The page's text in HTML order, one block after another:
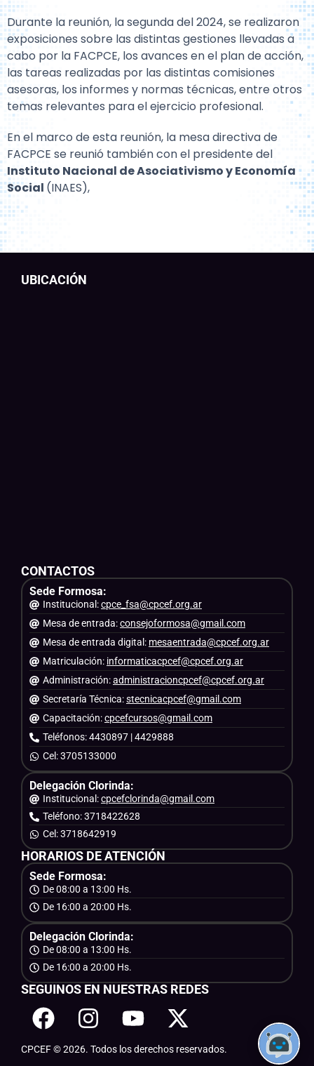
Durante la reunión, la segunda del 2024, se realizaron
exposiciones sobre las distintas gestiones llevadas a
cabo por la FACPCE, los avances en el plan de acción,
las tareas realizadas por las distintas comisiones
asesoras, los informes y normas técnicas, entre otros
temas relevantes para el ejercicio profesional.
En el marco de esta reunión, la mesa directiva de
FACPCE se reunió también con el presidente del
Instituto Nacional de Asociativismo y Economía
Social (INAES),
UBICACIÓN
CONTACTOS
Sede Formosa:
Institucional:cpce_fsa@cpcef.org.ar
Mesa de entrada:consejoformosa@gmail.com
Mesa de entrada digital: mesaentrada@cpcef.org.ar
Matriculación: informaticacpcef@cpcef.org.ar
Administración:administracioncpcef@cpcef.org.ar
Secretaría Técnica:stecnicacpcef@gmail.com
Capacitación:cpcefcursos@gmail.com
Teléfonos: 4430897 | 4429888
Cel: 3705133000
Delegación Clorinda:
Institucional:cpcefclorinda@gmail.com
Teléfono: 3718422628
Cel: 3718642919
HORARIOS DE ATENCIÓN
Sede Formosa:
De 08:00 a 13:00 Hs.
De 16:00 a 20:00 Hs.
Delegación Clorinda:
De 08:00 a 13:00 Hs.
De 16:00 a 20:00 Hs.
SEGUINOS EN NUESTRAS REDES
CPCEF © 2026. Todos los derechos reservados.